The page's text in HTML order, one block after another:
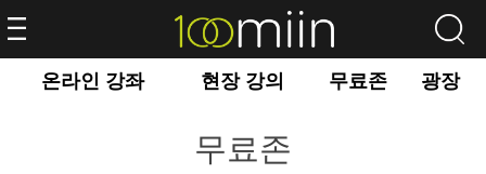
온라인 강좌 현장 강의 무료존 광장
무료존